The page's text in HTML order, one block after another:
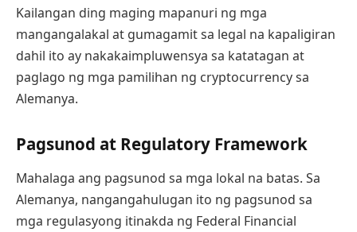
Kailangan ding maging mapanuri ng mga
mangangalakal at gumagamit sa legal na kapaligiran
dahil ito ay nakakaimpluwensya sa katatagan at
paglago ng mga pamilihan ng cryptocurrency sa
Alemanya.
Pagsunod at Regulatory Framework
Mahalaga ang pagsunod sa mga lokal na batas. Sa
Alemanya, nangangahulugan ito ng pagsunod sa
mga regulasyong itinakda ng Federal Financial